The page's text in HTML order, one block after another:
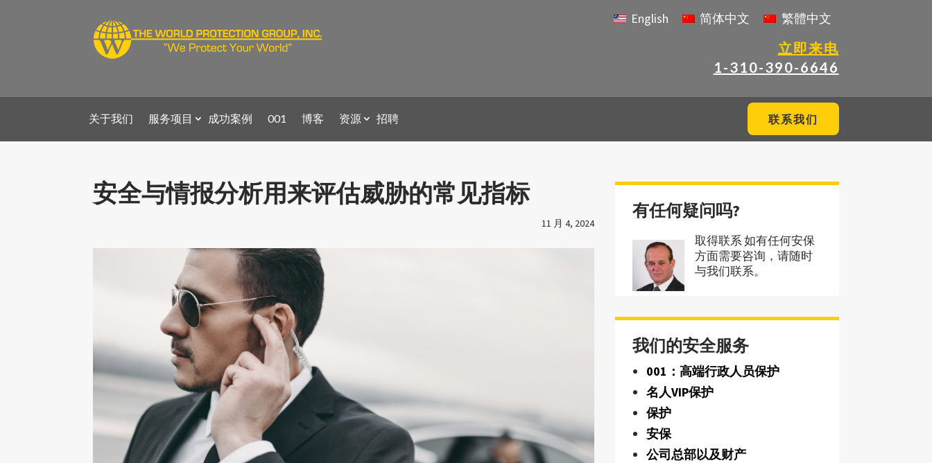
English 简体中文 繁體中文
立即来电
1-310-390-6646
关于我们 服务项目 成功案例 001 博客 资源 招聘 联系我们
安全与情报分析用来评估威胁的常见指标
11 月 4, 2024
有任何疑问吗?
取得联系 如有任何安保
方面需要咨询，请随时
与我们联系。
我们的安全服务
001：高端行政人员保护
名人VIP保护
保护
安保
公司总部以及财产